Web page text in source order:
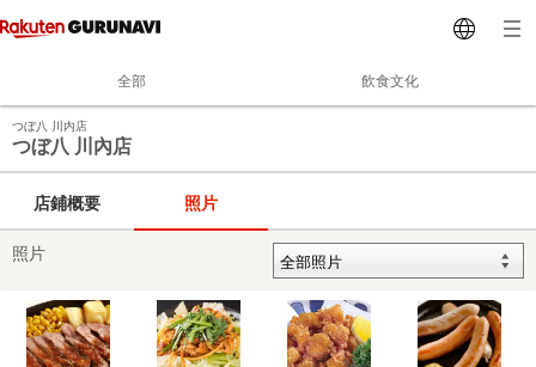
全部 飲食文化
つぼ八 川内店
つぼ八 川內店
店鋪概要 照片
照片